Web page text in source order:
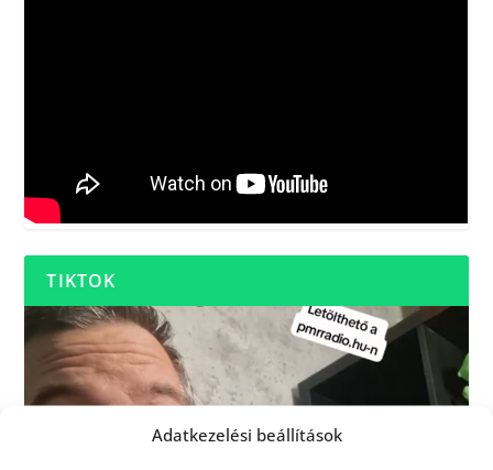
Adatkezelési beállítások
TIKTOK